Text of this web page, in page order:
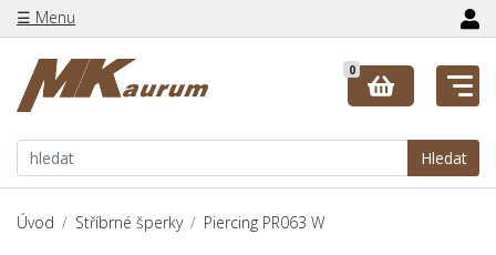
☰ Menu
Hledat
0
Úvod Stříbrné šperky Piercing PR063 W